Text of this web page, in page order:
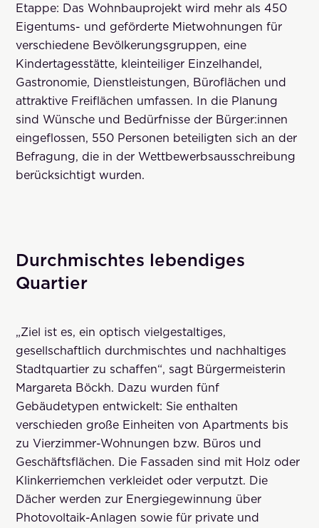
Etappe: Das Wohnbauprojekt wird mehr als 450
Eigentums- und geförderte Mietwohnungen für
verschiedene Bevölkerungsgruppen, eine
Kindertagesstätte, kleinteiliger Einzelhandel,
Gastronomie, Dienstleistungen, Büroflächen und
attraktive Freiflächen umfassen. In die Planung
sind Wünsche und Bedürfnisse der Bürger:innen
eingeflossen, 550 Personen beteiligten sich an der
Befragung, die in der Wettbewerbsausschreibung
berücksichtigt wurden.
Durchmischtes lebendiges
Quartier
„Ziel ist es, ein optisch vielgestaltiges,
gesellschaftlich durchmischtes und nachhaltiges
Stadtquartier zu schaffen“, sagt Bürgermeisterin
Margareta Böckh. Dazu wurden fünf
Gebäudetypen entwickelt: Sie enthalten
verschieden große Einheiten von Apartments bis
zu Vierzimmer-Wohnungen bzw. Büros und
Geschäftsflächen. Die Fassaden sind mit Holz oder
Klinkerriemchen verkleidet oder verputzt. Die
Dächer werden zur Energiegewinnung über
Photovoltaik-Anlagen sowie für private und